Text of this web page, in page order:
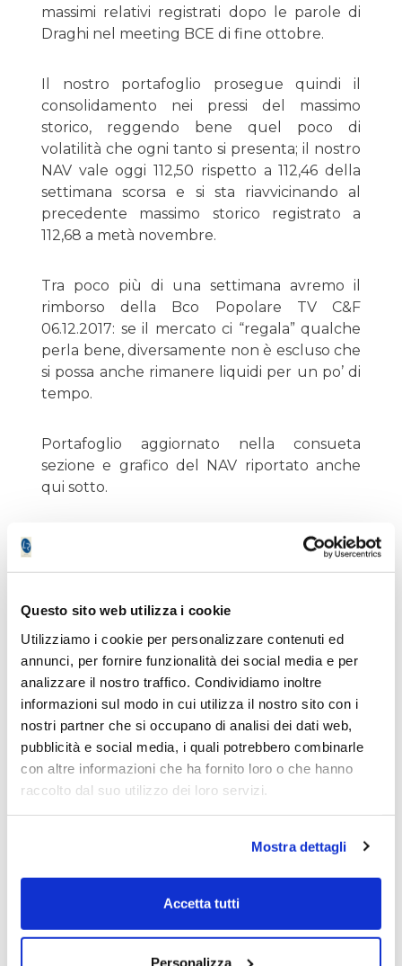
Questo sito web utilizza i cookie
Utilizziamo i cookie per personalizzare contenuti ed
annunci, per fornire funzionalità dei social media e per
analizzare il nostro traffico. Condividiamo inoltre
informazioni sul modo in cui utilizza il nostro sito con i
nostri partner che si occupano di analisi dei dati web,
pubblicità e social media, i quali potrebbero combinarle
con altre informazioni che ha fornito loro o che hanno
raccolto dal suo utilizzo dei loro servizi.
Mostra dettagli
Accetta tutti
Personalizza
massimi relativi registrati dopo le parole di
Draghi nel meeting BCE di fine ottobre.
Il nostro portafoglio prosegue quindi il
consolidamento nei pressi del massimo
storico, reggendo bene quel poco di
volatilità che ogni tanto si presenta; il nostro
NAV vale oggi 112,50 rispetto a 112,46 della
settimana scorsa e si sta riavvicinando al
precedente massimo storico registrato a
112,68 a metà novembre.
Tra poco più di una settimana avremo il
rimborso della Bco Popolare TV C&F
06.12.2017: se il mercato ci “regala” qualche
perla bene, diversamente non è escluso che
si possa anche rimanere liquidi per un po’ di
tempo.
Portafoglio aggiornato nella consueta
sezione e grafico del NAV riportato anche
qui sotto.
Gli ultimi articoli di